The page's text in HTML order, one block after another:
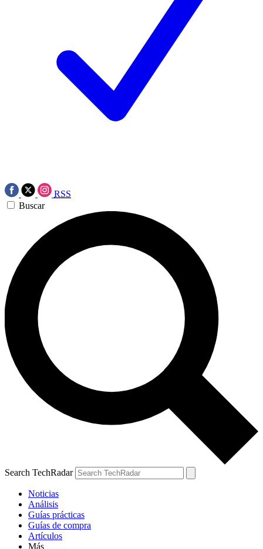
RSS
Buscar
Search TechRadar
Noticias
Análisis
Guías prácticas
Guías de compra
Artículos
Más